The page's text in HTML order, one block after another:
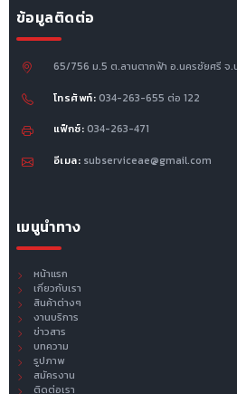
ข้อมูลติดต่อ
65/756 ม.5 ต.ลานตากฟ้า อ.นครชัยศรี จ.
โทรศัพท์: 034-263-655 ต่อ 122
แฟ็กซ์: 034-263-471
อีเมล: subserviceae@gmail.com
เมนูนำทาง
หน้าแรก
เกี่ยวกับเรา
สินค้าต่างๆ
งานบริการ
ข่าวสาร
บทความ
รูปภาพ
สมัครงาน
ติดต่อเรา